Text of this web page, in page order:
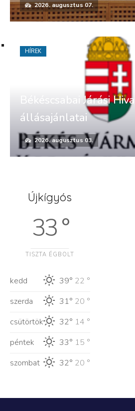
2026. augusztus 07.
Békéscsabai Járási
állásajánlatai
2026. augusztus 03.
HÍREK
Újkígyós
33 °
TISZTA ÉGBOLT
kedd 39° 22 °
szerda
31° 20 °
csütörtök
32° 14 °
péntek
33° 15 °
szombat
32° 20 °